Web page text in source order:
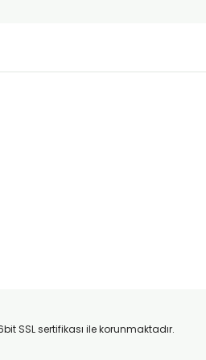
SSL sertifikası ile korunmaktadır.